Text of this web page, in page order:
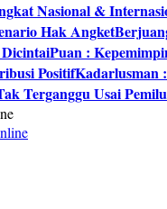
Nasional &
Hak Angket
Puan :
PositifKadarlusman
Terganggu Usai Pemilu
Terbaru dan Terkini